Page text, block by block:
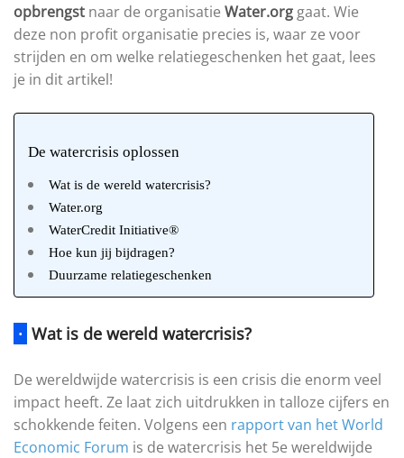
opbrengst naar de organisatie Water.org gaat. Wie
deze non profit organisatie precies is, waar ze voor
strijden en om welke relatiegeschenken het gaat, lees
je in dit artikel!
De watercrisis oplossen
Wat is de wereld watercrisis?
Water.org
WaterCredit Initiative®
Hoe kun jij bijdragen?
Duurzame relatiegeschenken
· Wat is de wereld watercrisis?
De wereldwijde watercrisis is een crisis die enorm veel
impact heeft. Ze laat zich uitdrukken in talloze cijfers en
schokkende feiten. Volgens een rapport van het World
Economic Forum is de watercrisis het 5e wereldwijde